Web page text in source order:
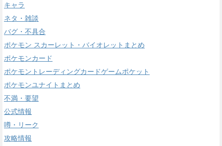
キャラ
ネタ・雑談
バグ・不具合
ポケモン スカーレット・バイオレットまとめ
ポケモンカード
ポケモントレーディングカードゲームポケット
ポケモンユナイトまとめ
不満・要望
公式情報
噂・リーク
攻略情報